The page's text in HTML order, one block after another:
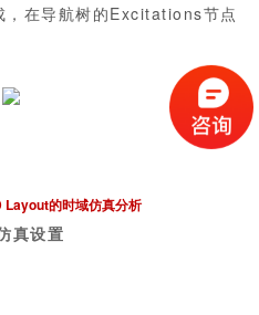
，在导航树的Excitations节点
Layout的时域仿真分析
真设置